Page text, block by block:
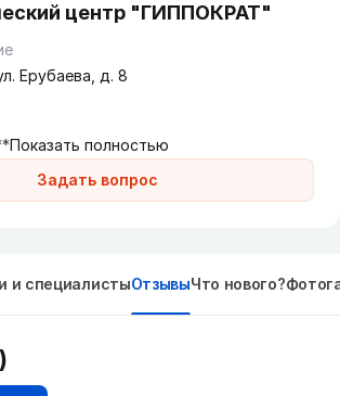
центр "ГИППОКРАТ"
Задать вопрос
Ерубаева, д. 8
Показать полностью
и специалистыОтзывыЧто нового?